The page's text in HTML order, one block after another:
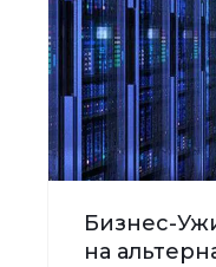
Бизнес-
на